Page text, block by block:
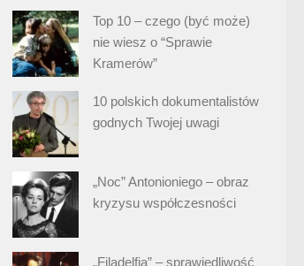
Top 10 – czego (być może)
nie wiesz o “Sprawie
Kramerów”
10 polskich dokumentalistów
godnych Twojej uwagi
„Noc” Antonioniego – obraz
kryzysu współczesności
„Filadelfia” – sprawiedliwość